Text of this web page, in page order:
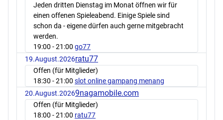
Jeden dritten Dienstag im Monat öffnen wir für
einen offenen Spieleabend. Einige Spiele sind
schon da - eigene dürfen auch gerne mitgebracht
werden.
19:00 - 21:00 go77
19.August.2026ratu77
Offen (für Mitglieder)
18:30 - 21:00 slot online gampang menang
20.August.20269nagamobile.com
Offen (für Mitglieder)
18:00 - 21:00 ratu77